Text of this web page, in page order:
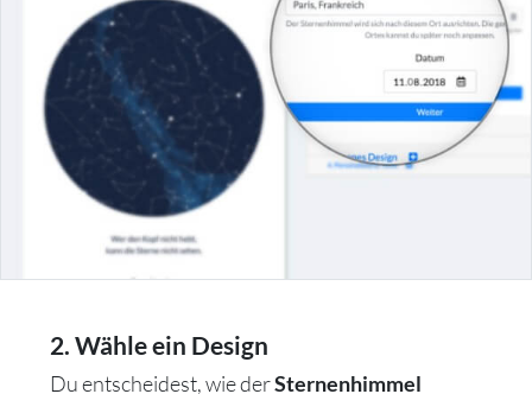
2. Wähle ein Design
Du entscheidest, wie derSternenhimmel